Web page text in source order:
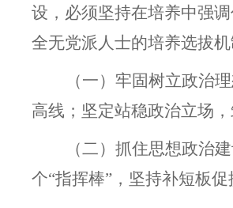
设，必须坚持在培养中强
全无党派人士的培养选拔机
（一）牢固树立政治
高线；坚定站稳政治立场
（二）抓住思想政治
个“指挥棒”，坚持补短板